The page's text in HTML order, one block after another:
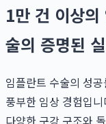
1만 건 이상
술의 증명된
임플란트 수술의 성
풍부한 임상 경험입
다양한 구강 구조와